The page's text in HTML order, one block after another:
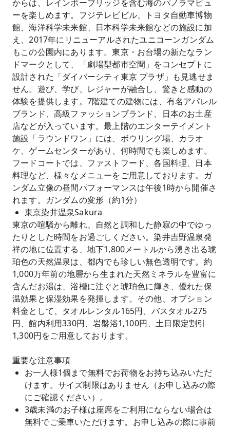
からは、レインボーブリッジを含む海のパノラマビュ
ーを楽しめます。フジテレビビル、トヨタ自動車博物
館、海洋科学未来館、日本科学未来館などの施設に加
え、2017年にリニューアルされたユニコーンガンダム
もこの公園内にあります。東京・お台場の新たなラン
ドマークとして、「劇場型都市空間」をコンセプトに
設計された「ダイバーシティ東京 プラザ」も見逃せま
せん。遊び、学び、レジャーが融合し、驚きと感動の
体験を提供します。7階建ての建物には、有名アパレル
ブランド、高級ファッションブランド、日本のお土産
店などが入っています。最上階のエンターテイメント
施設「ラウンドワン」には、ボウリング場、カラオ
ケ、ゲームセンターがあり、何時間でも楽しめます。
フードコートでは、ファストフード、各国料理、日本
料理など、様々なメニューをご用意しております。ガ
ンダム立像の昼間パフォーマンスは午後1時から開催さ
れます。ガンダムの変形（約1分）
東京染井温泉Sakura
東京の喧騒から離れ、自然と調和した静寂の中でゆっ
たりとした時間をお過ごしください。染井吉野温泉発
祥の地に位置する、地下1,800メートルから湧き出る琥
珀色の天然温泉は、都内でも珍しい無色透明です。約
1,000万年前の地層から生まれた天然ミネラルを豊富に
含んだお湯は、浴槽に注ぐと琥珀色に輝き、優れた保
温効果と保湿効果を発揮します。その他、オプション
料金として、タオルレンタル165円、バスタオル275
円、館内利用330円、岩盤浴1,100円、土日限定割引
1,300円をご用意しております。
重要な注意事項
お一人様1個まで無料でお荷物をお持ち込みいただ
けます。サイズ制限はありません（お申し込みの際
にご確認ください）。
3歳未満のお子様は座席をご利用にならない場合は
無料でご乗車いただけます。お申し込みの際に事前